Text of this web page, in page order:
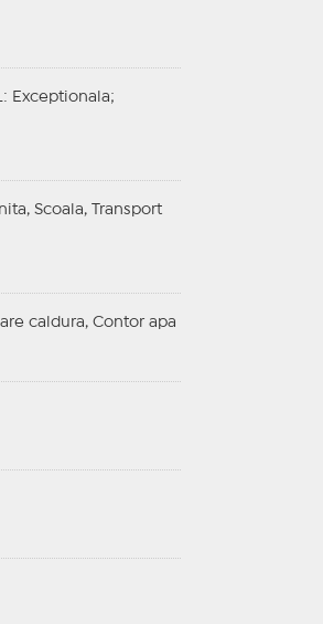
: Exceptionala;
Scoala, Transport
caldura, Contor apa